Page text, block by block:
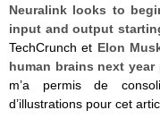
Neuralink looks to
input and output
TechCrunch et Elon
human brains next year
m’a permis de
d’illustrations pour cet